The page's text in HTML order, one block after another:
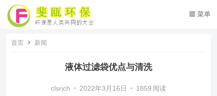
菜单
首页 新闻
液体过滤袋优点与清洗
clsrich • 2022年3月16日 • 1859 阅读